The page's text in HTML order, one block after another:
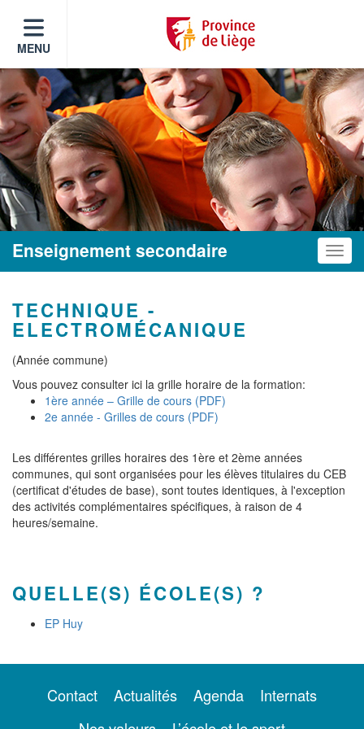
MENU
Enseignement secondaire
TECHNIQUE -
ELECTROMÉCANIQUE
(Année commune)
Vous pouvez consulter ici la grille horaire de la formation:
1ère année – Grille de cours (PDF)
2e année - Grilles de cours (PDF)
Les différentes grilles horaires des 1ère et 2ème années
communes, qui sont organisées pour les élèves titulaires du CEB
(certificat d'études de base), sont toutes identiques, à l'exception
des activités complémentaires spécifiques, à raison de 4
heures/semaine.
QUELLE(S) ÉCOLE(S) ?
EP Huy
Contact Actualités Agenda
Internats